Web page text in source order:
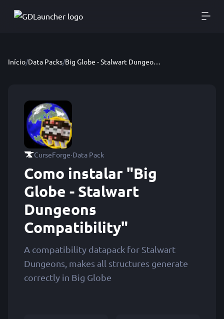
Início/Data Packs/ Big Globe - Stalwart Dungeons Compatibility
CurseForge·Data Pack
Como instalar "Big
Globe - Stalwart
Dungeons
Compatibility"
A compatibility datapack for Stalwart
Dungeons, makes all structures generate
correctly in Big Globe